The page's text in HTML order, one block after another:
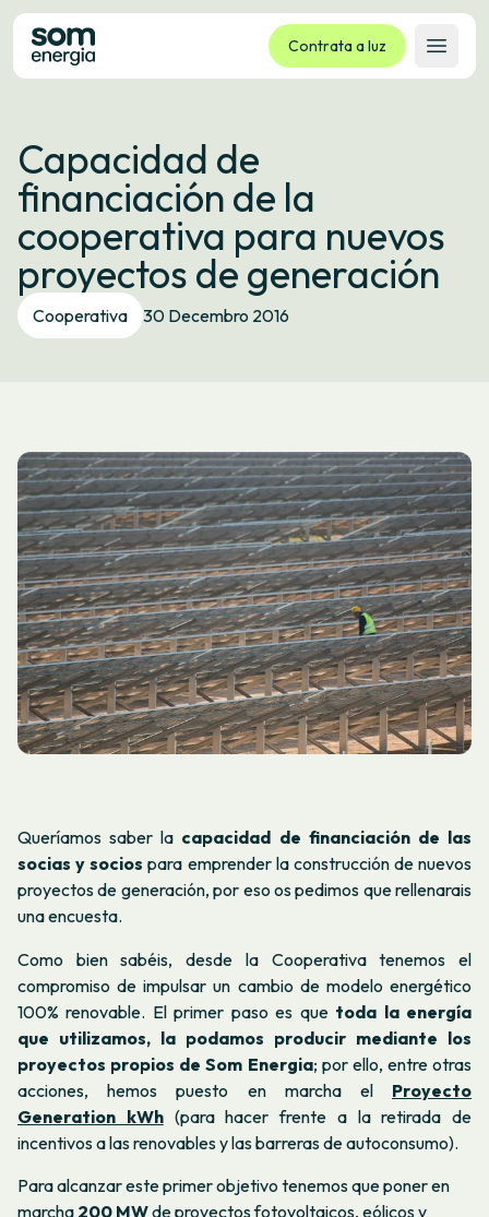
Contrata a luz
Abrir
Tarifas
Servizos
Empresas
La cooperativa
Contacto
Trámites
Capacidad de
financiación de la
cooperativa para nuevos
proyectos de generación
Cooperativa 30 Decembro 2016
Queríamos saber la capacidad de financiación de las
socias y socios para emprender la construcción de nuevos
proyectos de generación, por eso os pedimos que rellenarais
una encuesta.
Como bien sabéis, desde la Cooperativa tenemos el
compromiso de impulsar un cambio de modelo energético
100% renovable. El primer paso es que toda la energía
que utilizamos, la podamos producir mediante los
proyectos propios de Som Energia; por ello, entre otras
acciones, hemos puesto en marcha el Proyecto
Generation kWh(para hacer frente a la retirada de
incentivos a las renovables y las barreras de autoconsumo).
Para alcanzar este primer objetivo tenemos que poner en
marcha 200 MWde proyectos fotovoltaicos, eólicos y